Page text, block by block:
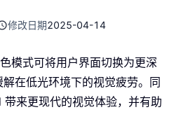
修改日期2025-04-14
模式可将用户界面切换为更深
在低光环境下的视觉疲劳。同
来更现代的视觉体验，并有助